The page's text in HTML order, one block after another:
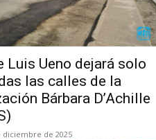
Luis Ueno dejará solo
las calles de la
Bárbara D’Achille
diciembre de 2025